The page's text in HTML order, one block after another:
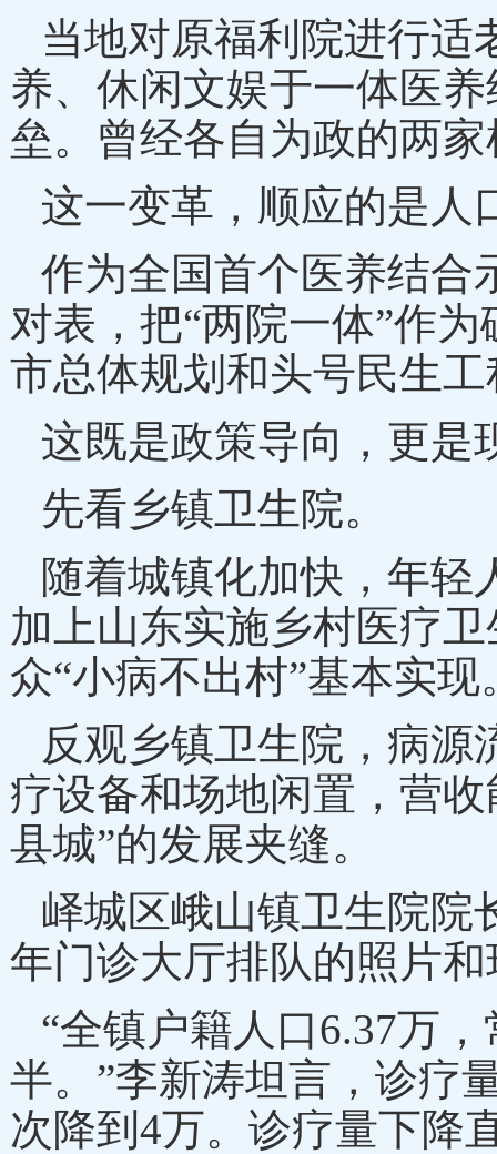
当地对原福利院进行适
养、休闲文娱于一体医
垒。曾经各自为政的两
这一变革，顺应的是人
作为全国首个医养结合
对表，把“两院一体”作
市总体规划和头号民生工
这既是政策导向，更是
先看乡镇卫生院。
随着城镇化加快，年轻
加上山东实施乡村医疗
众“小病不出村”基本实现
反观乡镇卫生院，病源
疗设备和场地闲置，营
县城”的发展夹缝。
峄城区峨山镇卫生院院
年门诊大厅排队的照片
“全镇户籍人口6.37万
半。”李新涛坦言，诊疗
次降到4万。诊疗量下降